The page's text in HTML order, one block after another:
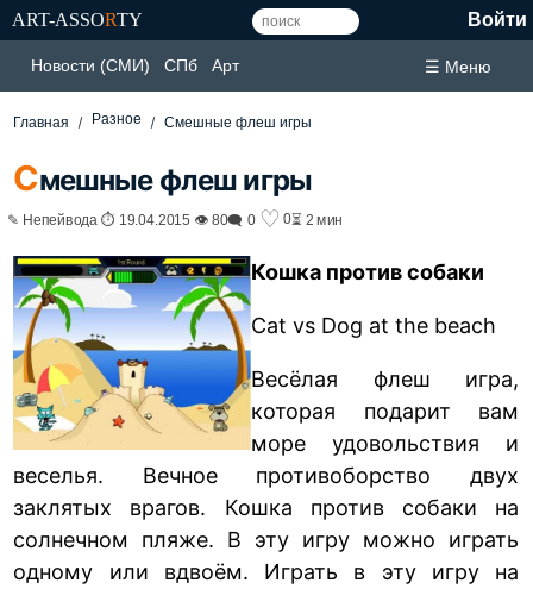
ART-ASSORTY Войти
Новости (СМИ) СПб Арт ☰ Меню
Главная Разное Смешные флеш игры
Смешные флеш игры
✎ Непейвода ⏱ 19.04.2015 👁 80🗨 0 ♡ 0⏳ 2 мин
Кошка против собаки
Cat vs Dog at the beach
Весёлая флеш игра,
которая подарит вам
море удовольствия и
веселья. Вечное противоборство двух
заклятых врагов. Кошка против собаки на
солнечном пляже. В эту игру можно играть
одному или вдвоём. Играть в эту игру на